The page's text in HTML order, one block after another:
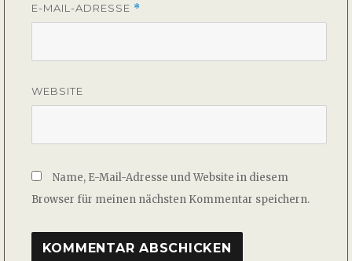
E-MAIL-ADRESSE *
WEBSITE
Name, E-Mail-Adresse und Website in diesem
Browser für meinen nächsten Kommentar speichern.